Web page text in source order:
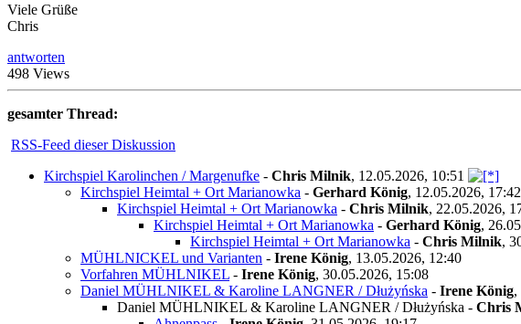
Viele Grüße
Chris
antworten
498 Views
gesamter Thread:
RSS-Feed dieser Diskussion
Kirchspiel Karolinchen / Margenufke - Chris Milnik, 12.05.2026, 10:51
Kirchspiel Heimtal + Ort Marianowka - Gerhard König, 12.05.2026, 17:42
Kirchspiel Heimtal + Ort Marianowka - Chris Milnik, 22.05.2026,
Kirchspiel Heimtal + Ort Marianowka - Gerhard König,
Kirchspiel Heimtal + Ort Marianowka - Chris Milnik,
MÜHLNICKEL und Varianten - Irene König, 13.05.2026, 12:40
Vorfahren MÜHLNIKEL - Irene König, 30.05.2026, 15:08
Daniel MÜHLNIKEL & Karoline LANGNER / Dłużyńska - Irene König,
Daniel MÜHLNIKEL & Karoline LANGNER / Dłużyńska - Chris